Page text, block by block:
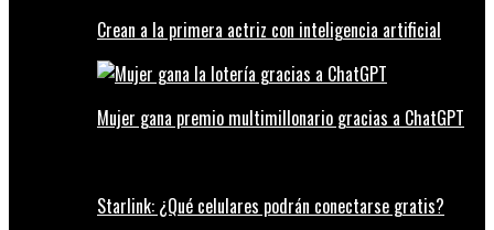
Crean a la primera actriz con inteligencia artificial
Mujer gana premio multimillonario gracias a ChatGPT
Starlink: ¿Qué celulares podrán conectarse gratis?